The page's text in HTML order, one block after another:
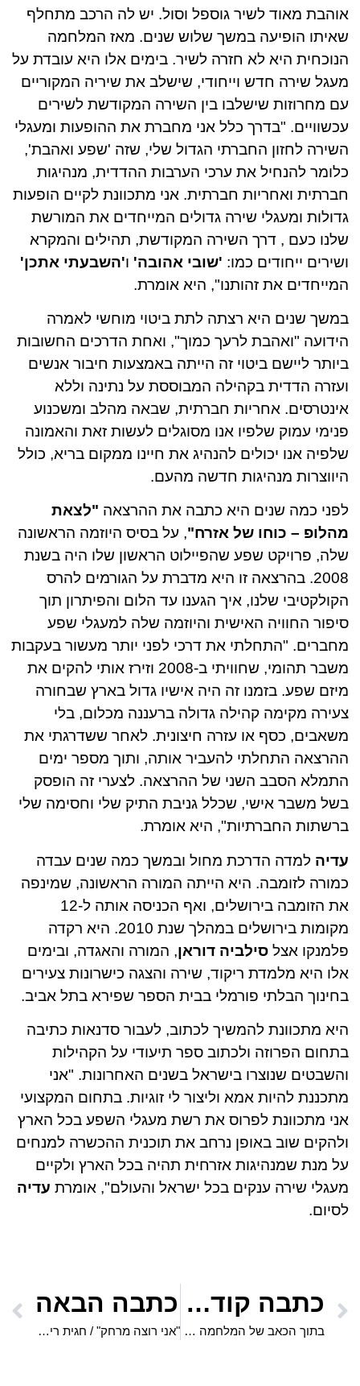
אוהבת מאוד לשיר גוספל וסול. יש לה הרכב מתחלף
שאיתו הופיעה במשך שלוש שנים. מאז המלחמה
הנוכחית היא לא חזרה לשיר. בימים אלו היא עובדת על
מעגל שירה חדש וייחודי, שישלב את שיריה המקוריים
עם מחרוזות שישלבו בין השירה המקודשת לשירים
עכשוויים. "בדרך כלל אני מחברת את ההופעות ומעגלי
השירה לחזון החברתי הגדול שלי, שזה 'שפע ואהבת',
כלומר להנחיל את ערכי הערבות ההדדית, מנהיגות
חברתית ואחריות חברתית. אני מתכוונת לקיים הופעות
גדולות ומעגלי שירה גדולים המייחדים את המורשת
שלנו כעם , דרך השירה המקודשת, תהילים והמקרא
ושירים ייחודים כמו: 'שובי אהובה' ו'השבעתי אתכן'
המייחדים את זהותנו", היא אומרת.
במשך שנים היא רצתה לתת ביטוי מוחשי לאמרה
הידועה "ואהבת לרעך כמוך", ואחת הדרכים החשובות
ביותר ליישם ביטוי זה הייתה באמצעות חיבור אנשים
ועזרה הדדית בקהילה המבוססת על נתינה וללא
אינטרסים. אחריות חברתית, שבאה מהלב ומשכנוע
פנימי עמוק שלפיו אנו מסוגלים לעשות זאת והאמונה
שלפיה אנו יכולים להנהיג את חיינו ממקום בריא, כולל
היווצרות מנהיגות חדשה מהעם.
לפני כמה שנים היא כתבה את ההרצאה "לצאת
מהלופ – כוחו של אזרח", על בסיס היוזמה הראשונה
שלה, פרויקט שפע שהפיילוט הראשון שלו היה בשנת
2008. בהרצאה זו היא מדברת על הגורמים להרס
הקולקטיבי שלנו, איך הגענו עד הלום והפיתרון תוך
סיפור החוויה האישית והיוזמה שלה למעגלי שפע
מחברים. "התחלתי את דרכי לפני יותר מעשור בעקבות
משבר תהומי, שחוויתי ב-2008 וזירז אותי להקים את
מיזם שפע. בזמנו זה היה אישיו גדול בארץ שבחורה
צעירה מקימה קהילה גדולה ברעננה מכלום, בלי
משאבים, כסף או עזרה חיצונית. לאחר ששדרגתי את
ההרצאה התחלתי להעביר אותה, ותוך מספר ימים
התמלא הסבב השני של ההרצאה. לצערי זה הופסק
בשל משבר אישי, שכלל גניבת התיק שלי וחסימה שלי
ברשתות החברתיות", היא אומרת.
עדיה למדה הדרכת מחול ובמשך כמה שנים עבדה
כמורה לזומבה. היא הייתה המורה הראשונה, שמינפה
את הזומבה בירושלים, ואף הכניסה אותה ל-12
מקומות בירושלים במהלך שנת 2010. היא רקדה
פלמנקו אצל סילביה דוראן, המורה והאגדה, ובימים
אלו היא מלמדת ריקוד, שירה והצגה כישרונות צעירים
בחינוך הבלתי פורמלי בבית הספר שפירא בתל אביב.
היא מתכוונת להמשיך לכתוב, לעבור סדנאות כתיבה
בתחום הפרוזה ולכתוב ספר תיעודי על הקהילות
והשבטים שנוצרו בישראל בשנים האחרונות. "אני
מתכננת להיות אמא וליצור לי זוגיות. בתחום המקצועי
אני מתכוונת לפרוס את רשת מעגלי השפע בכל הארץ
ולהקים שוב באופן נרחב את תוכנית ההכשרה למנחים
על מנת שמנהיגות אזרחית תהיה בכל הארץ ולקיים
מעגלי שירה ענקים בכל ישראל והעולם", אומרת עדיה
לסיום.
כתבה קודמת
בתוך הכאב של המלחמה נולד דחליל אחד מיוחד – שמלמד ילדים ומבוגרים איך להקשיב ללב
כתבה הבאה
"אני רוצה מרחק" / חגית רימון